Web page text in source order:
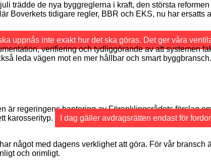
trädde de nya byggreglerna i kraft, den största
Boverkets tidigare regler, BBR och EKS, nu har
uppnås inte exakt hur det ska göras. Det ger våra
verifiering och tydliggörande av att systemen
leda vägen mot en mer hållbar och smart byggbransch.
är regeringens hantering av Förenklingsrådets förslag
karosserityp.
I dag gäller avdragsrätten endast för
något med dagens verklighet att göra. För vår
och orimligt.